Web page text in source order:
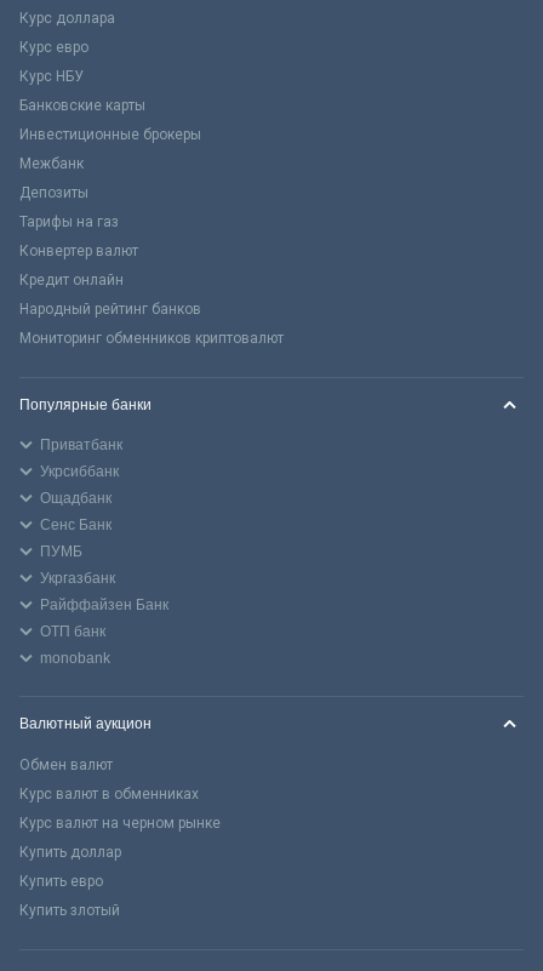
Курс доллара
Курс евро
Курс НБУ
Банковские карты
Инвестиционные брокеры
Межбанк
Депозиты
Тарифы на газ
Конвертер валют
Кредит онлайн
Народный рейтинг банков
Мониторинг обменников криптовалют
Популярные банки
Приватбанк
Укрсиббанк
Ощадбанк
Сенс Банк
ПУМБ
Укргазбанк
Райффайзен Банк
ОТП банк
monobank
Валютный аукцион
Обмен валют
Курс валют в обменниках
Курс валют на черном рынке
Купить доллар
Купить евро
Купить злотый